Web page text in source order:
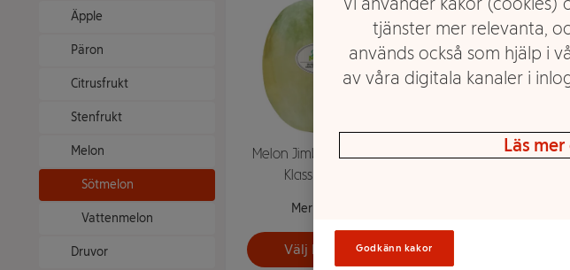
Äpple
Päron
Citrusfrukt
Stenfrukt
Melon
Sötmelon
Vattenmelon
Druvor
Melon Jimbee 1 pack
Klass 1 ICA
Mer info
Välj butik
Exotisk melon Waikiki
tjänster mer relevanta,
används också som hjälp i
av våra digitala kanaler i
Läs
Godkänn kakor